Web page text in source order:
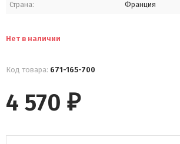
Страна: Франция
Нет в наличии
Код товара: 671-165-700
4 570 ₽